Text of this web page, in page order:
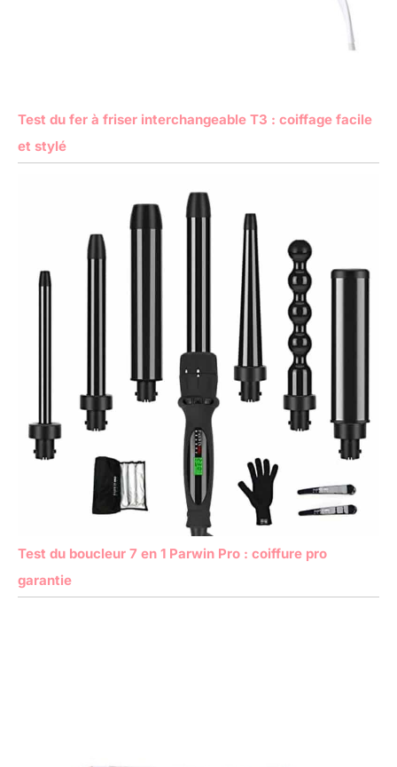
Test du fer à friser interchangeable T3 : coiffage facile
et stylé
Test du boucleur 7 en 1 Parwin Pro : coiffure pro
garantie